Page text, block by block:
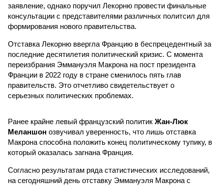
заявление, однако поручил Лекорню провести финальные
консультации с представителями различных политсил для
формирования нового правительства.
Отставка Лекорню ввергла Францию в беспрецедентный за
последние десятилетия политический кризис. С момента
переизбрания Эммануэля Макрона на пост президента
Франции в 2022 году в стране сменилось пять глав
правительств. Это отчетливо свидетельствует о
серьезных политических проблемах.
Ранее крайне левый французский политик Жан-Люк
Меланшон озвучивал уверенность, что лишь отставка
Макрона способна положить конец политическому тупику, в
который оказалась загнана Франция.
Согласно результатам ряда статистических исследований,
на сегодняшний день отставку Эммануэля Макрона с